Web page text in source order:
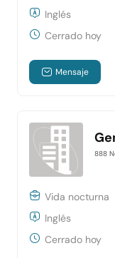
Inglés
Cerrado hoy
Mensaje
888
Vida nocturna
Inglés
Cerrado hoy